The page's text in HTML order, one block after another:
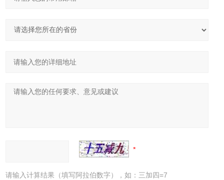
请输入计算结果（填写阿拉伯数字），如：三加四=7